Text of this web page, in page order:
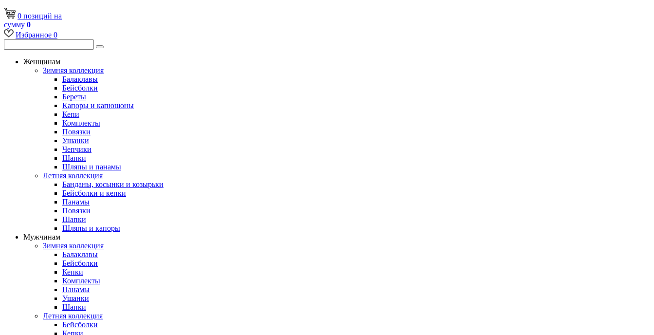
0 позиций на
сумму 0
Избранное 0
Женщинам
Зимняя коллекция
Балаклавы
Бейсболки
Береты
Капоры и капюшоны
Кепи
Комплекты
Повязки
Ушанки
Чепчики
Шапки
Шляпы и панамы
Летняя коллекция
Банданы, косынки и козырьки
Бейсболки и кепки
Панамы
Повязки
Шапки
Шляпы и капоры
Мужчинам
Зимняя коллекция
Балаклавы
Бейсболки
Кепки
Комплекты
Панамы
Ушанки
Шапки
Летняя коллекция
Бейсболки
Кепки